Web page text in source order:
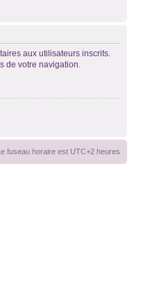
aux utilisateurs inscrits.
de votre navigation.
fuseau horaire est UTC+2 heures